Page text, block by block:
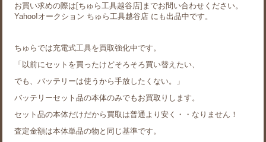
お買い求めの際は[ちゅら工具越谷店]までお問い合わせください。
Yahoo!オークション ちゅら工具越谷店 にも出品中です。
ちゅらでは充電式工具を買取強化中です。
「以前にセットを買ったけどそろそろ買い替えたい、
でも、バッテリーは使うから手放したくない。」
バッテリーセット品の本体のみでもお買取りします。
セット品の本体だけだから買取は普通より安く・・なりません！
査定金額は本体単品の物と同じ基準です。